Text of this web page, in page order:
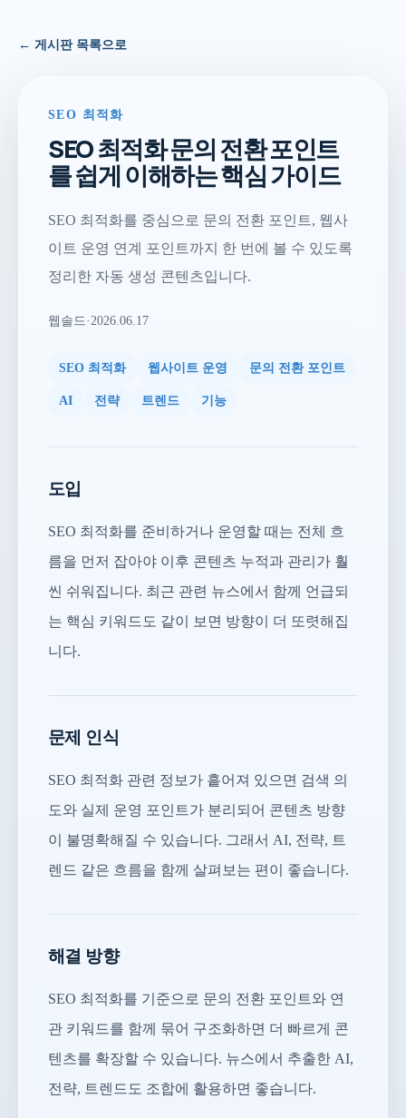
← 게시판 목록으로
SEO 최적화
SEO 최적화 문의 전환 포인트
를 쉽게 이해하는 핵심 가이드
SEO 최적화를 중심으로 문의 전환 포인트, 웹사
이트 운영 연계 포인트까지 한 번에 볼 수 있도록
정리한 자동 생성 콘텐츠입니다.
웹솔드·2026.06.17
SEO 최적화 웹사이트 운영 문의 전환 포인트
AI 전략 트렌드 기능
도입
SEO 최적화를 준비하거나 운영할 때는 전체 흐
름을 먼저 잡아야 이후 콘텐츠 누적과 관리가 훨
씬 쉬워집니다. 최근 관련 뉴스에서 함께 언급되
는 핵심 키워드도 같이 보면 방향이 더 또렷해집
니다.
문제 인식
SEO 최적화 관련 정보가 흩어져 있으면 검색 의
도와 실제 운영 포인트가 분리되어 콘텐츠 방향
이 불명확해질 수 있습니다. 그래서 AI, 전략, 트
렌드 같은 흐름을 함께 살펴보는 편이 좋습니다.
해결 방향
SEO 최적화를 기준으로 문의 전환 포인트와 연
관 키워드를 함께 묶어 구조화하면 더 빠르게 콘
텐츠를 확장할 수 있습니다. 뉴스에서 추출한 AI,
전략, 트렌드도 조합에 활용하면 좋습니다.